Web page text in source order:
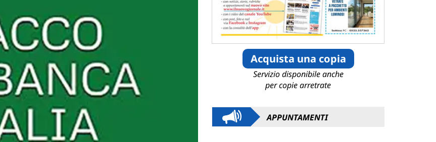
Acquista una copia
Servizio disponibile anche
per copie arretrate
APPUNTAMENTI